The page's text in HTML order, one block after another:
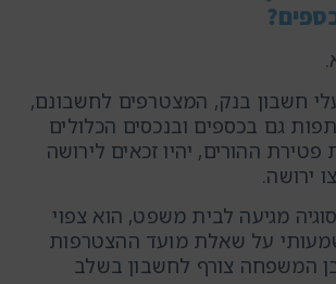
חשבון בנק, המצטרפים לחשבונם,
גם בכספים ובנכסים הכלולים
ההורים, יהיו זכאים לירושה
ירושה.
מגיעה לבית משפט, הוא צפוי
על שאלת מועד ההצטרפות
המשפחה צורף לחשבון בשלב